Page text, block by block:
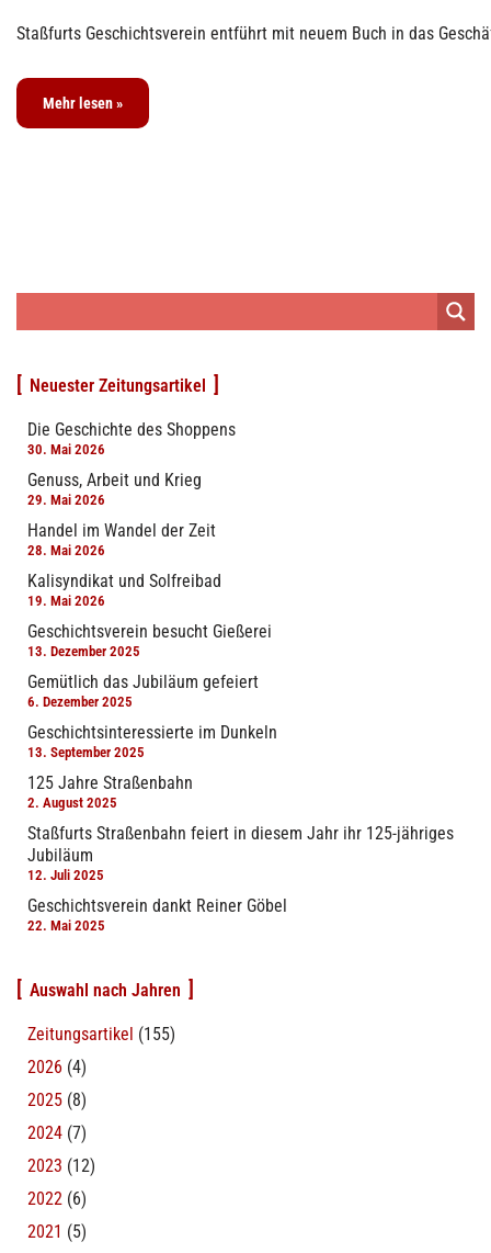
Staßfurts Geschichtsverein entführt mit neuem Buch in das
Mehr lesen »
Neuester Zeitungsartikel
Die Geschichte des Shoppens
30. Mai 2026
Genuss, Arbeit und Krieg
29. Mai 2026
Handel im Wandel der Zeit
28. Mai 2026
Kalisyndikat und Solfreibad
19. Mai 2026
Geschichtsverein besucht Gießerei
13. Dezember 2025
Gemütlich das Jubiläum gefeiert
6. Dezember 2025
Geschichtsinteressierte im Dunkeln
13. September 2025
125 Jahre Straßenbahn
2. August 2025
Staßfurts Straßenbahn feiert in diesem Jahr ihr 125-jähriges
Jubiläum
12. Juli 2025
Geschichtsverein dankt Reiner Göbel
22. Mai 2025
Auswahl nach Jahren
Zeitungsartikel (155)
2026 (4)
2025 (8)
2024 (7)
2023 (12)
2022 (6)
2021 (5)